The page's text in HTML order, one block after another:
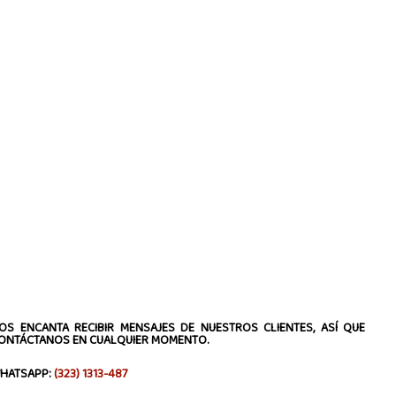
ENCANTA RECIBIR MENSAJES DE NUESTROS CLIENTES, ASÍ QUE
EN CUALQUIER MOMENTO.
(323) 1313-487